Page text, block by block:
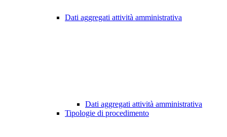
Dati aggregati attività amministrativa
Dati aggregati attività amministrativa
Tipologie di procedimento